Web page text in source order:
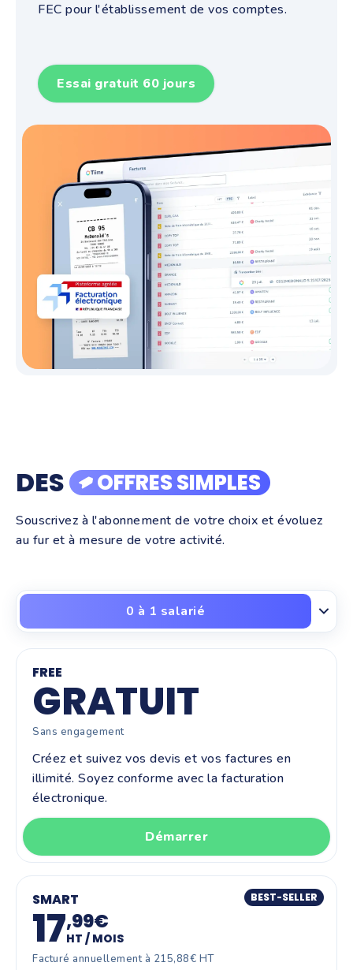
FEC pour l'établissement de vos comptes.
Essai gratuit 60 jours
DES OFFRES SIMPLES
Souscrivez à l'abonnement de votre choix et évoluez
au fur et à mesure de votre activité.
0 à 1 salarié
FREE
GRATUIT
Sans engagement
Créez et suivez vos devis et vos factures en
illimité. Soyez conforme avec la facturation
électronique.
Démarrer
SMART
17,99€
HT / MOIS
Facturé annuellement à 215,88€ HT
BEST-SELLER